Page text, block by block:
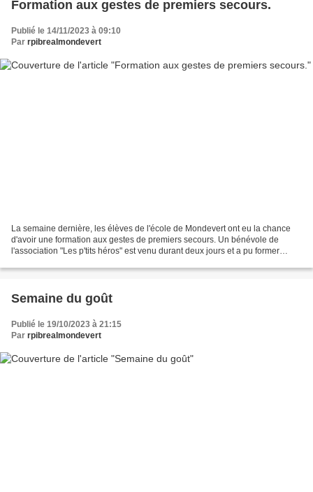
Formation aux gestes de premiers secours.
Publié le 14/11/2023 à 09:10
Par rpibrealmondevert
La semaine dernière, les élèves de l'école de Mondevert ont eu la chance
d'avoir une formation aux gestes de premiers secours. Un bénévole de
l'association "Les p'tits héros" est venu durant deux jours et a pu former
Semaine du goût
Publié le 19/10/2023 à 21:15
Par rpibrealmondevert